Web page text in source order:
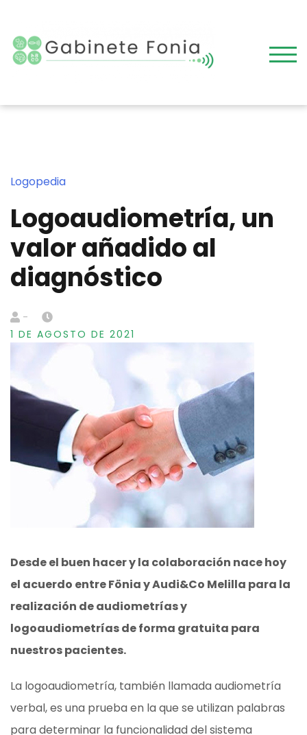
content
Logopedia
Logoaudiometría, un
valor añadido al
diagnóstico
-
1 DE AGOSTO DE 2021
Desde el buen hacer y la colaboración nace hoy
el acuerdo entre Fönia y Audi&Co Melilla para la
realización de audiometrías y
logoaudiometrías de forma gratuita para
nuestros pacientes.
La logoaudiometría, también llamada audiometría
verbal, es una prueba en la que se utilizan palabras
para determinar la funcionalidad del sistema